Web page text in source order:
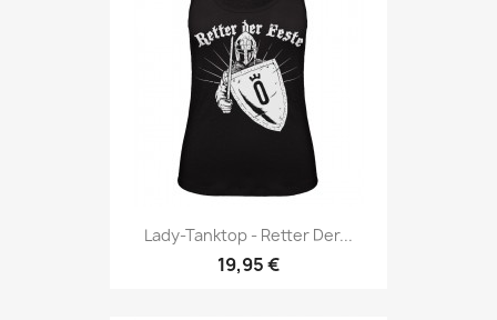
Lady-Tanktop - Retter Der...
19,95 €